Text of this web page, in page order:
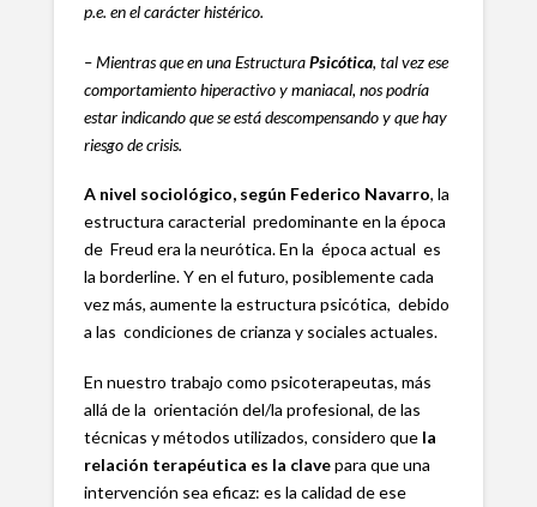
p.e. en el carácter histérico.
– Mientras que en una EstructuraPsicótica, tal vez ese
comportamiento hiperactivo y maniacal, nos podría
estar indicando que se está descompensando y que hay
riesgo de crisis.
A nivel sociológico, según Federico Navarro, la
estructura caracterial predominante en la época
de Freud era la neurótica. En la época actual es
la borderline. Y en el futuro, posiblemente cada
vez más, aumente la estructura psicótica, debido
a las condiciones de crianza y sociales actuales.
En nuestro trabajo como psicoterapeutas, más
allá de la orientación del/la profesional, de las
técnicas y métodos utilizados, considero que la
relación terapéutica es la clavepara que una
intervención sea eficaz: es la calidad de ese